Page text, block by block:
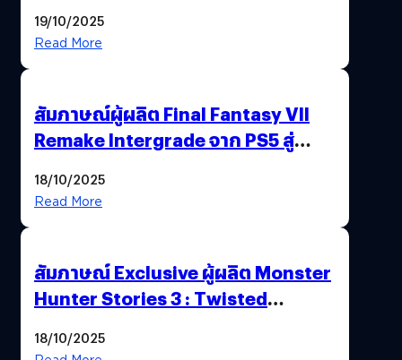
พาณิชย์ร่วมชูความสำเร็จ
19/10/2025
Read More
สัมภาษณ์ผู้ผลิต Final Fantasy VII
Remake Intergrade จาก PS5 สู่
18/10/2025
Read More
สัมภาษณ์ Exclusive ผู้ผลิต Monster
Hunter Stories 3 : Twisted
สวยฉ่ำ !
18/10/2025